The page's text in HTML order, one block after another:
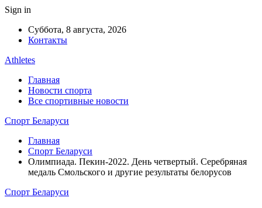
Sign in
Суббота, 8 августа, 2026
Контакты
Athletes
Главная
Новости спорта
Все спортивные новости
Спорт Беларуси
Главная
Спорт Беларуси
Олимпиада. Пекин-2022. День четвертый. Серебряная
медаль Смольского и другие результаты белорусов
Спорт Беларуси